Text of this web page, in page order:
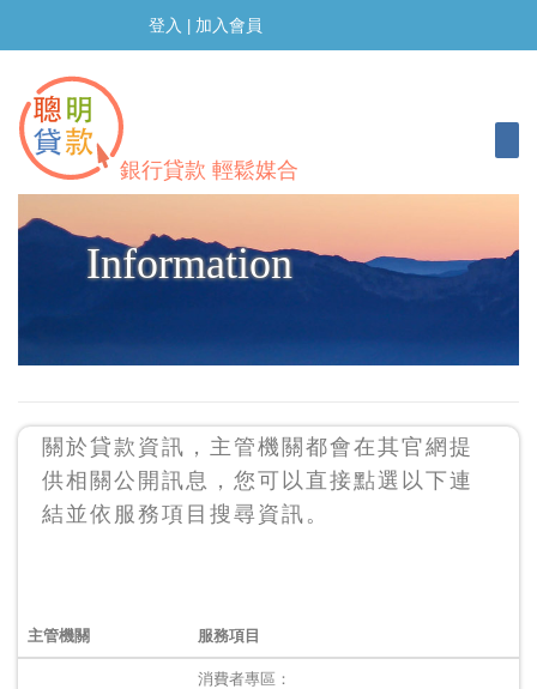
登入 加入會員
銀行貸款 輕鬆媒合
Information
關於貸款資訊，主管機關都會在其官網提
供相關公開訊息，您可以直接點選以下連
結並依服務項目搜尋資訊。
主管機關 服務項目
消費者專區：